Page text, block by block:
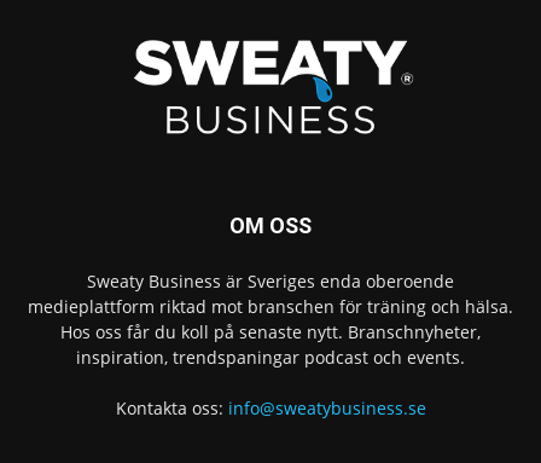
OM OSS
Sweaty Business är Sveriges enda oberoende
medieplattform riktad mot branschen för träning och hälsa.
Hos oss får du koll på senaste nytt. Branschnyheter,
inspiration, trendspaningar podcast och events.
Kontakta oss: info@sweatybusiness.se